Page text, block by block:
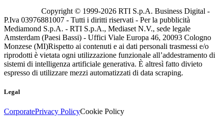
Copyright © 1999-2026 RTI S.p.A. Business Digital -
P.Iva 03976881007 - Tutti i diritti riservati - Per la pubblicità
Mediamond S.p.A. - RTI S.p.A., Mediaset N.V., sede legale
Amsterdam (Paesi Bassi) - Uffici Viale Europa 46, 20093 Cologno
Monzese (MI)Rispetto ai contenuti e ai dati personali trasmessi e/o
riprodotti è vietata ogni utilizzazione funzionale all’addestramento di
sistemi di intelligenza artificiale generativa. È altresì fatto divieto
espresso di utilizzare mezzi automatizzati di data scraping.
Legal
CorporatePrivacy PolicyCookie Policy